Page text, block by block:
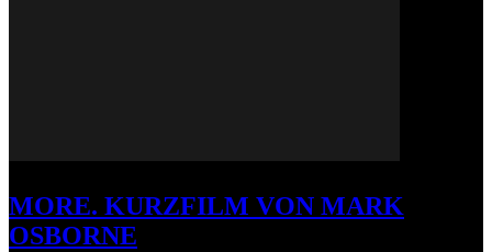
MORE. KURZFILM VON MARK
OSBORNE